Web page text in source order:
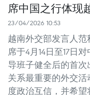
席中国之行体现
23/04/2026 10:53
越南外交部发言人
席于4月14日至17日
导班子健全后的首
关系最重要的外交
度政治互信，并希望